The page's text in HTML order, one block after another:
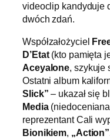
videoclip kandyduje
dwóch zdań.
Współzałożyciel
D’Etat(kto pamięta
Aceyalone, szykuje
Ostatni album
Slick” – ukazał się
Media
reprezentant Cali
Bionikiem, „Action”